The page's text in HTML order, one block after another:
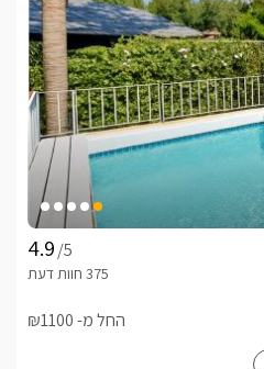
/5
החל מ- ₪1100